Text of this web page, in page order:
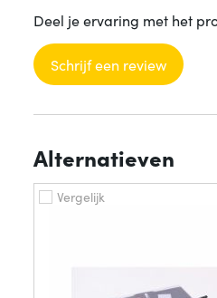
Deel je ervaring met het
Schrijf een review
Alternatieven
Vergelijk